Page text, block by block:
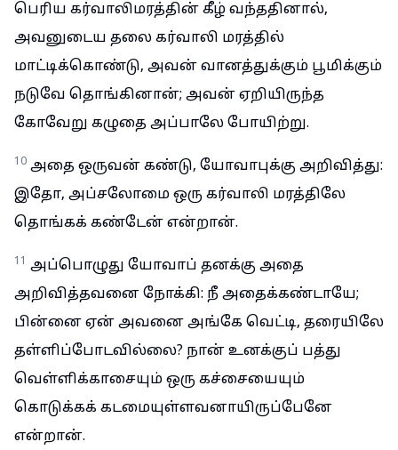
பெரிய கர்வாலிமரத்தின் கீழ் வந்ததினால்,
அவனுடைய தலை கர்வாலி மரத்தில்
மாட்டிக்கொண்டு, அவன் வானத்துக்கும் பூமிக்கும்
நடுவே தொங்கினான்; அவன் ஏறியிருந்த
கோவேறு கழுதை அப்பாலே போயிற்று.
10 அதை ஒருவன் கண்டு, யோவாபுக்கு அறிவித்து:
இதோ, அப்சலோமை ஒரு கர்வாலி மரத்திலே
தொங்கக் கண்டேன் என்றான்.
11 அப்பொழுது யோவாப் தனக்கு அதை
அறிவித்தவனை நோக்கி: நீ அதைக்கண்டாயே;
பின்னை ஏன் அவனை அங்கே வெட்டி, தரையிலே
தள்ளிப்போடவில்லை? நான் உனக்குப் பத்து
வெள்ளிக்காசையும் ஒரு கச்சையையும்
கொடுக்கக் கடமையுள்ளவனாயிருப்பேனே
என்றான்.